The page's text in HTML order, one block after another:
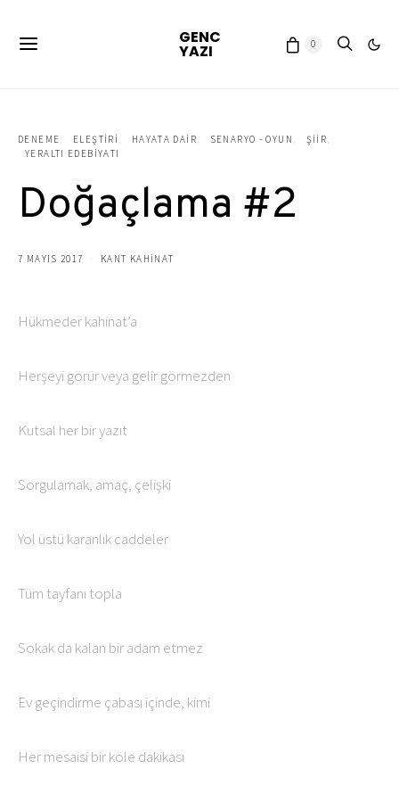
GENC
YAZI 0
DENEME ELEŞTIRI HAYATA DAIR SENARYO - OYUN
ŞIIR
YERALTI EDEBIYATI
Doğaçlama #2
7 MAYIS 2017 KANT KAHINAT
Hükmeder kahinat’a
Herşeyi görür veya gelir görmezden
Kutsal her bir yazıt
Sorgulamak, amaç, çelişki
Yol üstü karanlık caddeler
Tüm tayfanı topla
Sokak da kalan bir adam etmez
Ev geçindirme çabası içinde, kimi
Her mesaisi bir köle dakikası